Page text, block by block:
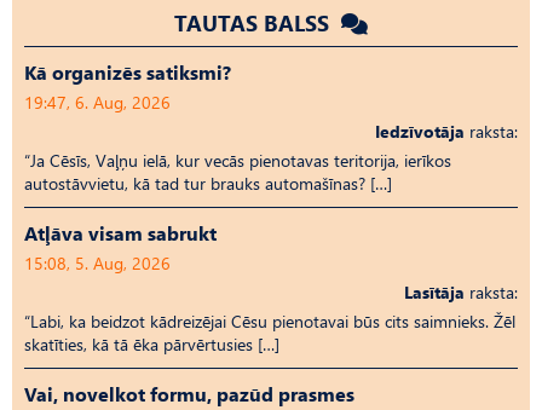
TAUTAS BALSS
Kā organizēs satiksmi?
19:47, 6. Aug, 2026
Iedzīvotāja raksta:
“Ja Cēsīs, Vaļņu ielā, kur vecās pienotavas teritorija, ierīkos
autostāvvietu, kā tad tur brauks automašīnas? […]
Atļāva visam sabrukt
15:08, 5. Aug, 2026
Lasītāja raksta:
“Labi, ka beidzot kādreizējai Cēsu pienotavai būs cits saimnieks. Žēl
skatīties, kā tā ēka pārvērtusies […]
Vai, novelkot formu, pazūd prasmes